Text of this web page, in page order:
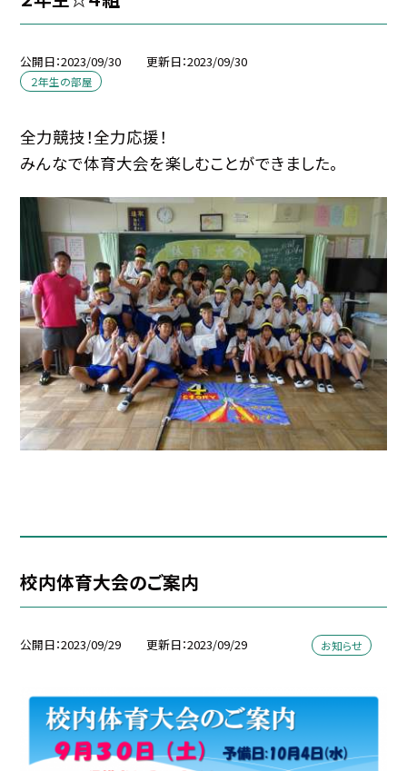
公開日 2023/09/30 更新日 2023/09/30
２年生の部屋
全力競技！全力応援！
みんなで体育大会を楽しむことができました。
校内体育大会のご案内
公開日 2023/09/29 更新日 2023/09/29 お知らせ